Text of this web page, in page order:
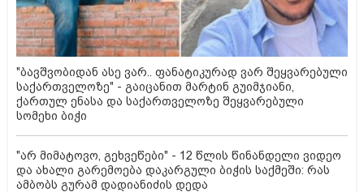
"ბავშვობიდან ასე ვარ.. ფანატიკურად ვარ შეყვარებული
საქართველოზე" - გაიცანით მარტინ გუიმჯიანი,
ქართულ ენასა და საქართველოზე შეყვარებული
სომეხი ბიჭი
"არ მიმატოვო, გეხვეწები" - 12 წლის წინანდელი ვიდეო
და ახალი გარემოება დაკარგული ბიჭის საქმეში: რას
ამბობს გურამ დადიანიძის დედა